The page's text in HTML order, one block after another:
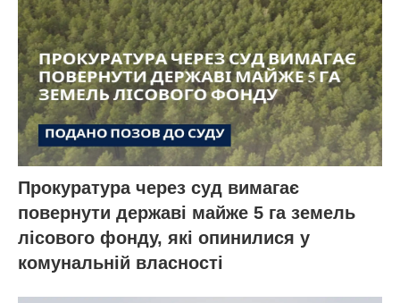
Прокуратура через суд вимагає
повернути державі майже 5 га земель
лісового фонду, які опинилися у
комунальній власності